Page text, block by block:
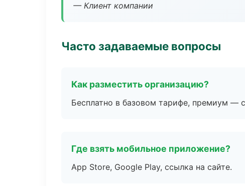
— Клиент компании
Часто задаваемые вопросы
Как разместить организацию?
Бесплатно в базовом тарифе, премиум —
Где взять мобильное приложение?
App Store, Google Play, ссылка на сайте.